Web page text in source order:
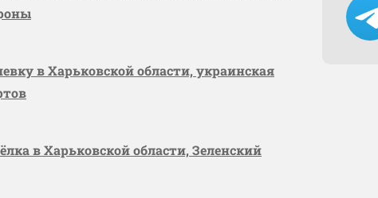
в Харьковской области, украинская
в Харьковской области, Зеленский